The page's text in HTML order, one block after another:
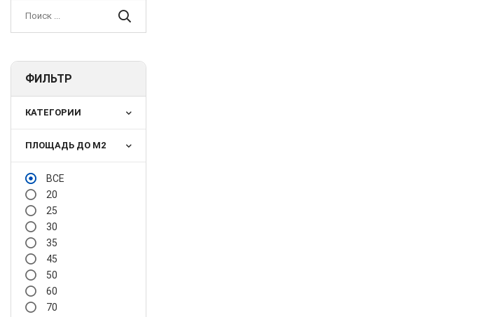
ФИЛЬТР
КАТЕГОРИИ
ПЛОЩАДЬ ДО М2
ВСЕ
20
25
30
35
45
50
60
70